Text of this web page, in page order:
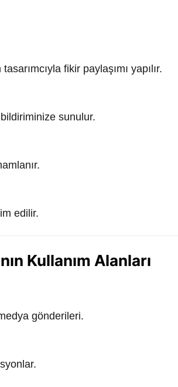
fikir paylaşımı yapılır.
sunulur.
edilir.
Kullanım Alanları
gönderileri.